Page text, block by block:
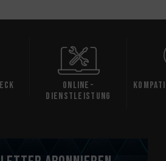
Online-
Dienstleistung